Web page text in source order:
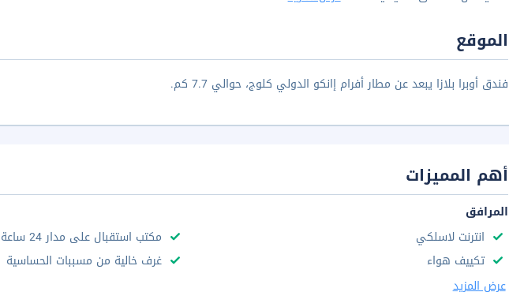
الموقع
فندق أوبرا بلازا يبعد عن مطار أفرام إانكو الدولي كلوج، حوالي 7.7 كم.
أهم المميزات
المرافق
انترنت لاسلكي
مكتب استقبال على مدار 24 ساعة
تكييف هواء
غرف خالية من مسببات الحساسية
عرض المزيد